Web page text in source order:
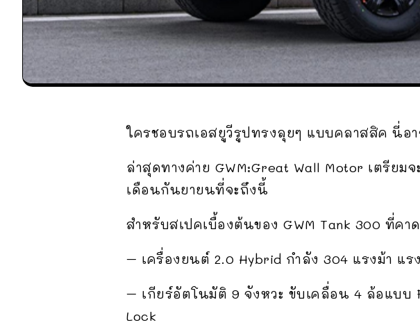
ใครชอบรถเอสยูวีรูปทรงลุยๆ แบบคลาสสิค นี่
ล่าสุดทางค่าย GWM:Great Wall Motor เตรีย
เดือนกันยายนที่จะถึงนี้
สำหรับสเปคเบื้องต้นของ GWM Tank 300 ที่ค
– เครื่องยนต์ 2.0 Hybrid กำลัง 304 แรงม้า แ
– เกียร์อัตโนมัติ 9 จังหวะ ขับเคลื่อน 4 ล้อแบบ
Lock